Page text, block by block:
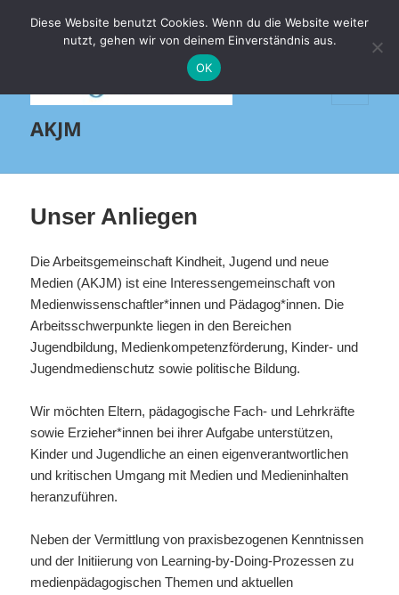
AKJM
Unser Anliegen
Die Arbeitsgemeinschaft Kindheit, Jugend und neue
Medien (AKJM) ist eine Interessengemeinschaft von
Medienwissenschaftler*innen und Pädagog*innen. Die
Arbeitsschwerpunkte liegen in den Bereichen
Jugendbildung, Medienkompetenzförderung, Kinder- und
Jugendmedienschutz sowie politische Bildung.
Wir möchten Eltern, pädagogische Fach- und Lehrkräfte
sowie Erzieher*innen bei ihrer Aufgabe unterstützen,
Kinder und Jugendliche an einen eigenverantwortlichen
und kritischen Umgang mit Medien und Medieninhalten
heranzuführen.
Neben der Vermittlung von praxisbezogenen Kenntnissen
und der Initiierung von Learning-by-Doing-Prozessen zu
medienpädagogischen Themen und aktuellen
Diese Website benutzt Cookies. Wenn du die Website weiter
nutzt, gehen wir von deinem Einverständnis aus.
OK